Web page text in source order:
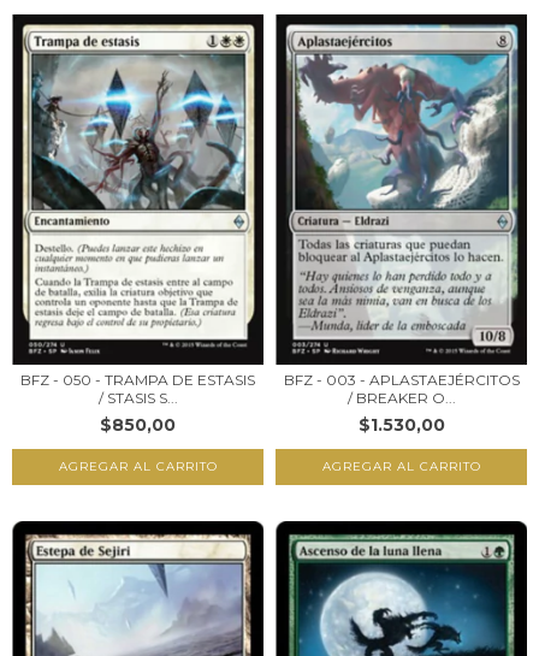
BFZ - 050 - TRAMPA DE ESTASIS
/ STASIS S...
$850,00
BFZ - 003 - APLASTAEJÉRCITOS
/ BREAKER O...
$1.530,00